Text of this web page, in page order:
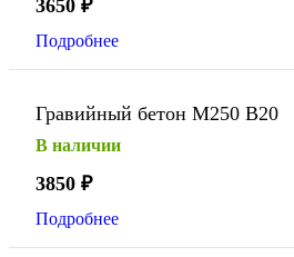
3650 ₽
Подробнее
Гравийный бетон М250 В20
В наличии
3850 ₽
Подробнее